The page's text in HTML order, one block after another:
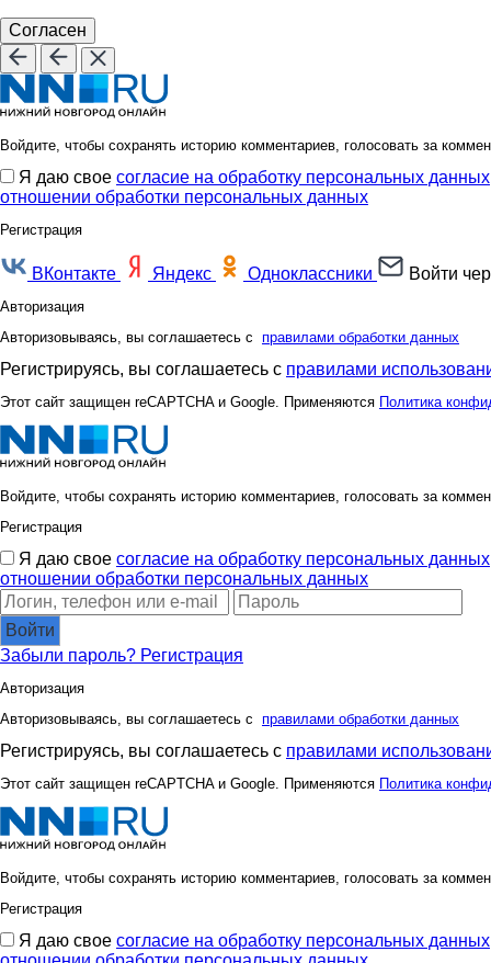
Согласен
Войдите, чтобы сохранять историю комментариев, голосовать за
Я даю свое согласие на обработку персональных данных
отношении обработки персональных данных
Регистрация
ВКонтакте Яндекс Одноклассники Войти
Авторизация
Авторизовываясь, вы соглашаетесь с правилами обработки данных
Регистрируясь, вы соглашаетесь с правилами
Этот сайт защищен reCAPTCHA и Google. Применяются Политика
Войдите, чтобы сохранять историю комментариев, голосовать за
Регистрация
Я даю свое согласие на обработку персональных данных
отношении обработки персональных данных
Войти
Забыли пароль? Регистрация
Авторизация
Авторизовываясь, вы соглашаетесь с правилами обработки данных
Регистрируясь, вы соглашаетесь с правилами
Этот сайт защищен reCAPTCHA и Google. Применяются Политика
Войдите, чтобы сохранять историю комментариев, голосовать за
Регистрация
Я даю свое согласие на обработку персональных данных